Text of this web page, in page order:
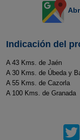
Indicación del
A 43 Kms. de Jaén
A 30 Kms. de Úbeda y
A 55 Kms. de Cazorla
A 100 Kms. de Granada